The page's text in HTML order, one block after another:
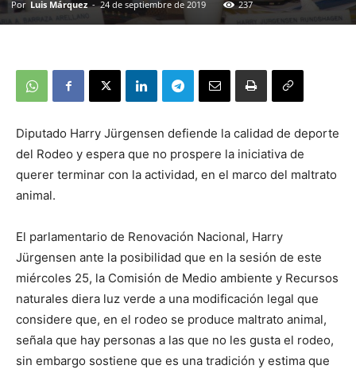
Por Luis Márquez - 24 de septiembre de 2019 237
Diputado Harry Jürgensen defiende la calidad de deporte
del Rodeo y espera que no prospere la iniciativa de
querer terminar con la actividad, en el marco del maltrato
animal.
El parlamentario de Renovación Nacional, Harry
Jürgensen ante la posibilidad que en la sesión de este
miércoles 25, la Comisión de Medio ambiente y Recursos
naturales diera luz verde a una modificación legal que
considere que, en el rodeo se produce maltrato animal,
señala que hay personas a las que no les gusta el rodeo,
sin embargo sostiene que es una tradición y estima que